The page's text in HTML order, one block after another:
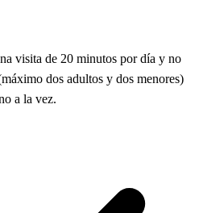
visita de 20 minutos por día y no
dos adultos y dos menores)
a la vez.